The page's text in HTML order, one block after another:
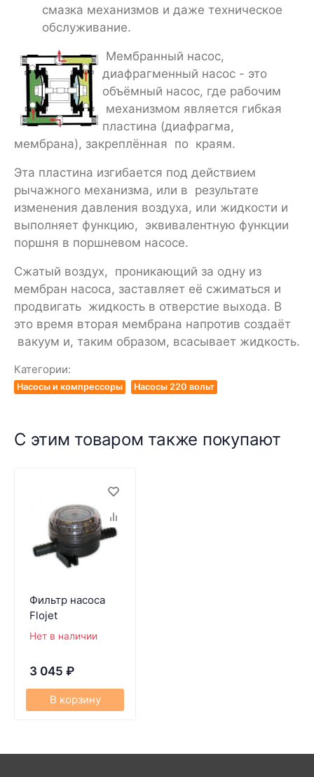
смазка механизмов и даже техническое
обслуживание.
Мембранный насос,
диафрагменный насос - это
объёмный насос, где рабочим
механизмом является гибкая
пластина (диафрагма,
мембрана), закреплённая по краям.
Эта пластина изгибается под действием
рычажного механизма, или в результате
изменения давления воздуха, или жидкости и
выполняет функцию, эквивалентную функции
поршня в поршневом насосе.
Сжатый воздух, проникающий за одну из
мембран насоса, заставляет её сжиматься и
продвигать жидкость в отверстие выхода. В
это время вторая мембрана напротив создаёт
вакуум и, таким образом, всасывает жидкость.
Категории:
Насосы и компрессоры Насосы 220 вольт
С этим товаром также покупают
Фильтр насоса
Flojet
Нет в наличии
3 045 ₽
В корзину